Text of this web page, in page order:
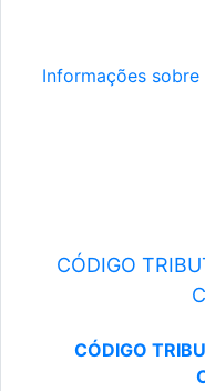
Informações
CÓDIGO
CÓDIGO